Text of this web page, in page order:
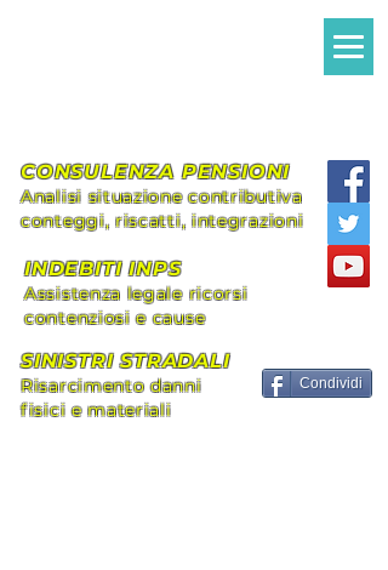
Condividi
CONSULENZA PENSIONI
Analisi situazione contributiva
conteggi, riscatti, integrazioni
INDEBITI INPS
Assistenza legale ricorsi
contenziosi e cause
SINISTRI STRADALI
Risarcimento danni
fisici e materiali